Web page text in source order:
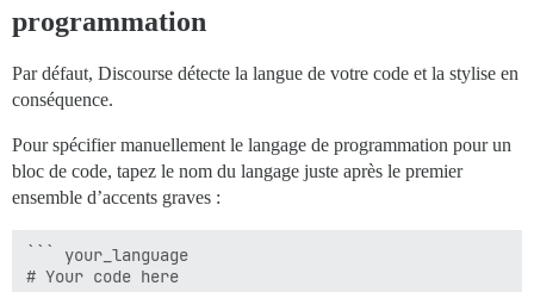
programmation
Par défaut, Discourse détecte la langue de votre code et la stylise en
conséquence.
Pour spécifier manuellement le langage de programmation pour un
bloc de code, tapez le nom du langage juste après le premier
ensemble d’accents graves :
``` your_language